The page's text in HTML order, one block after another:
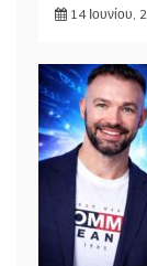
14 Ιουνίου,